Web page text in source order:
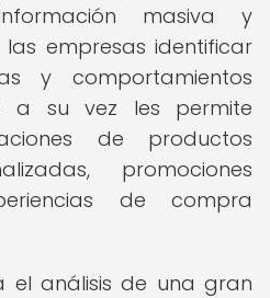
masiva y
empresas identificar
y comportamientos
a su vez les permite
de productos
promociones
de compra
el análisis de una gran